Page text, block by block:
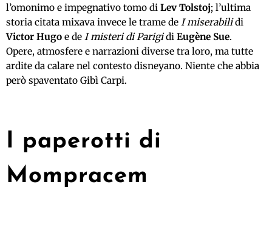
l’omonimo e impegnativo tomo di Lev Tolstoj; l’ultima
storia citata mixava invece le trame de I miserabilidi
Victor Hugo e de I misteri di Parigidi Eugène Sue.
Opere, atmosfere e narrazioni diverse tra loro, ma tutte
ardite da calare nel contesto disneyano. Niente che abbia
però spaventato Gibì Carpi.
I paperotti di
Mompracem